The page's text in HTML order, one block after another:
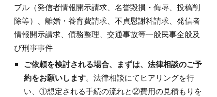
ブル（発信者情報開示請求、名誉毀損・侮辱、投稿削
除等）、離婚・養育費請求、不貞慰謝料請求、発信者
情報開示請求、債務整理、交通事故等一般民事全般及
び刑事事件
ご依頼を検討される場合、まずは、法律相談のご予
約をお願いします。法律相談にてヒアリングを行
い、①想定される手続の流れと②費用の見積もりを